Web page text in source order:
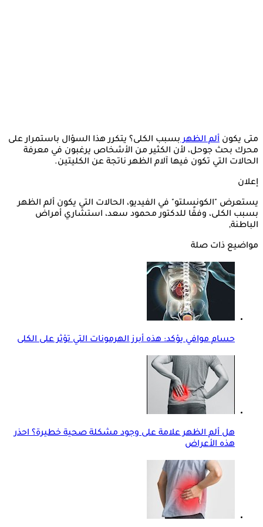
متى يكون ألمالظهربسبب الكلى؟ يتكرر هذا السؤال باستمرار على
محرك بحث جوحل، لأن الكثير من الأشخاص يرغبون في معرفة
الحالات التي تكون فيها آلام الظهر ناتجة عن الكليتين.
إعلان
يستعرض "الكونسلتو" في الفيديو، الحالات التي يكون ألم الظهر
بسبب الكلى، وفقًا للدكتور محمود سعد، استشاري أمراض
الباطنة,
مواضيع ذات صلة
حسام موافي يؤكد: هذه أبرز الهرمونات التي تؤثر على الكلى
هل ألم الظهر علامة على وجود مشكلة صحية خطيرة؟ احذر
هذه الأعراض